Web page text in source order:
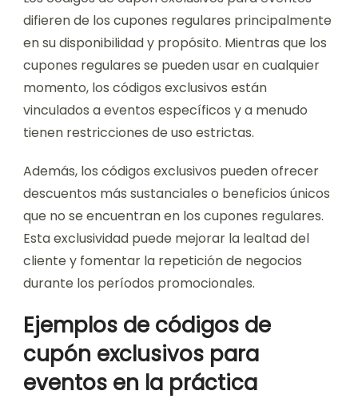
difieren de los cupones regulares principalmente
en su disponibilidad y propósito. Mientras que los
cupones regulares se pueden usar en cualquier
momento, los códigos exclusivos están
vinculados a eventos específicos y a menudo
tienen restricciones de uso estrictas.
Además, los códigos exclusivos pueden ofrecer
descuentos más sustanciales o beneficios únicos
que no se encuentran en los cupones regulares.
Esta exclusividad puede mejorar la lealtad del
cliente y fomentar la repetición de negocios
durante los períodos promocionales.
Ejemplos de códigos de
cupón exclusivos para
eventos en la práctica